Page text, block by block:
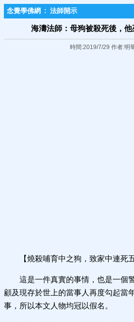
念覺學佛網 : 法師開示
海濤法師：母狗被殺死後，他
時間:2019/7/29 作者:明
【燒殺哺育中之狗，致家中連死
這是一件真實的事情，也是一個
顧及現存於世上的當事人再度勾起當
事，所以本文人物均冠以假名。